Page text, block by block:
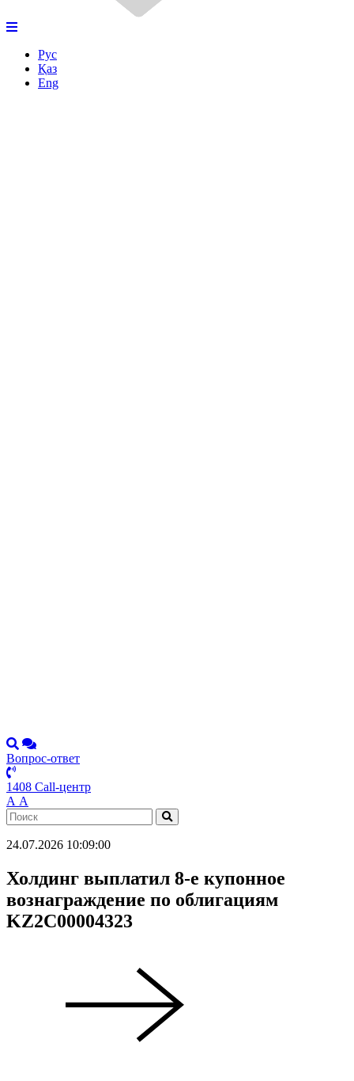
Рус
Қаз
Eng
Вопрос-ответ
1408 Call-центр
А А
24.07.2026 10:09:00
Холдинг выплатил 8-е купонное
вознаграждение по облигациям
KZ2C00004323